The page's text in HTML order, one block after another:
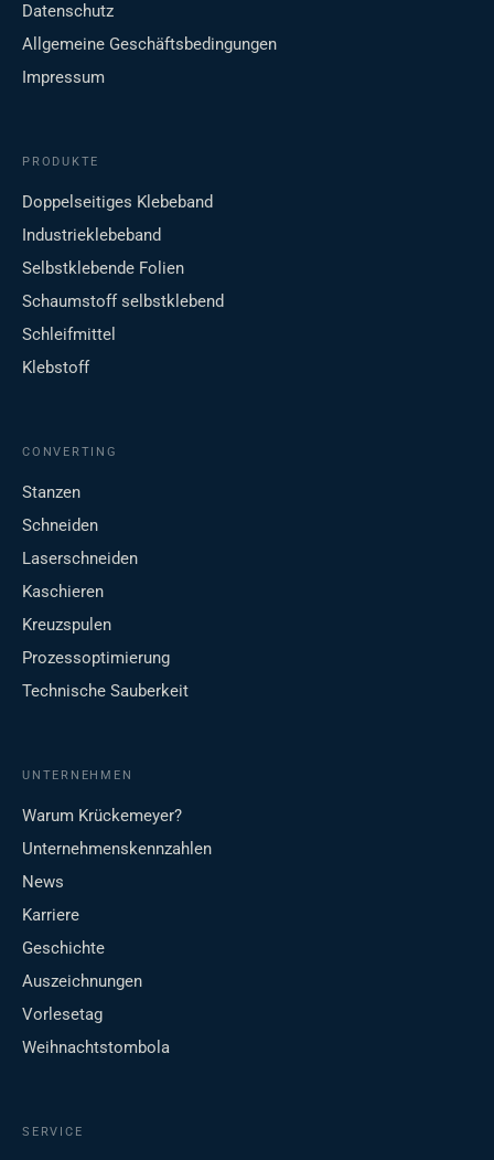
Datenschutz
Allgemeine Geschäftsbedingungen
Impressum
PRODUKTE
Doppelseitiges Klebeband
Industrieklebeband
Selbstklebende Folien
Schaumstoff selbstklebend
Schleifmittel
Klebstoff
CONVERTING
Stanzen
Schneiden
Laserschneiden
Kaschieren
Kreuzspulen
Prozessoptimierung
Technische Sauberkeit
UNTERNEHMEN
Warum Krückemeyer?
Unternehmenskennzahlen
News
Karriere
Geschichte
Auszeichnungen
Vorlesetag
Weihnachtstombola
SERVICE